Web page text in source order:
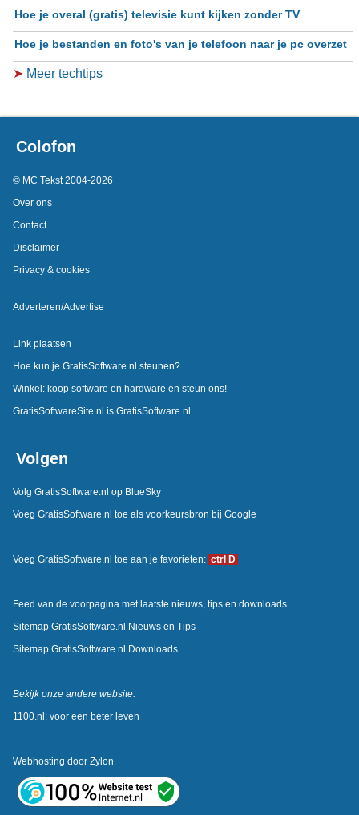
Hoe je overal (gratis) televisie kunt kijken zonder TV
Hoe je bestanden en foto's van je telefoon naar je pc overzet
➤ Meer techtips
Colofon
© MC Tekst 2004-2026
Over ons
Contact
Disclaimer
Privacy & cookies
Adverteren/Advertise
Link plaatsen
Hoe kun je GratisSoftware.nl steunen?
Winkel: koop software en hardware en steun ons!
GratisSoftwareSite.nl is GratisSoftware.nl
Volgen
Volg GratisSoftware.nl op BlueSky
Voeg GratisSoftware.nl toe als voorkeursbron bij Google
Voeg GratisSoftware.nl toe aan je favorieten: ctrl D
Feed van de voorpagina met laatste nieuws, tips en downloads
Sitemap GratisSoftware.nl Nieuws en Tips
Sitemap GratisSoftware.nl Downloads
Bekijk onze andere website:
1100.nl: voor een beter leven
Webhosting door Zylon